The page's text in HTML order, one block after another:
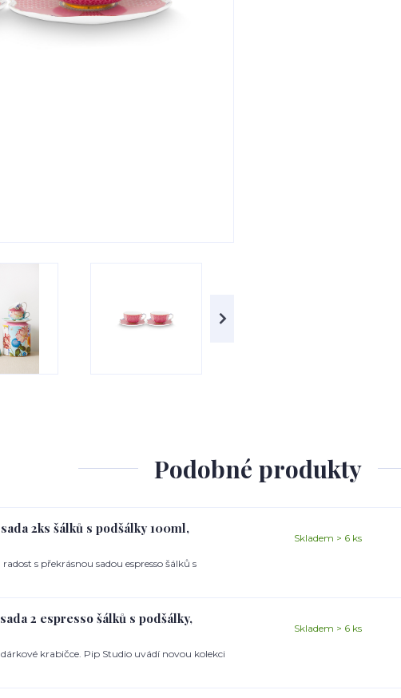
Podobné produkty
2ks šálků s podšálky 100ml,
s překrásnou sadou espresso šálků s
Skladem > 6 ks
2 espresso šálků s podšálky,
dárkové krabičce. Pip Studio uvádí novou kolekci
Skladem > 6 ks